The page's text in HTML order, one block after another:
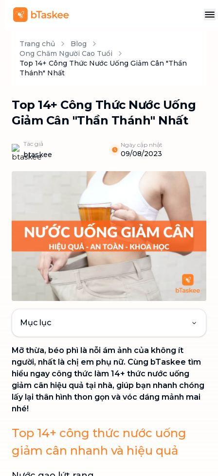
Trang chủ
Blog
Ong Chăm Người Cao Tuổi
Top 14+ Công Thức Nước Uống Giảm Cân "Thần
Thánh" Nhất
Top 14+ Công Thức Nước Uống
Giảm Cân "Thần Thánh" Nhất
Tác giả
btaskee
Ngày cập nhật
09/08/2023
Mục lục
Mỡ thừa, béo phì là nỗi ám ảnh của không ít
người, nhất là chị em phụ nữ. Cùng bTaskee tìm
hiểu ngay công thức làm 14+ thức nước uống
giảm cân hiệu quả tại nhà, giúp bạn nhanh chóng
lấy lại thân hình thon gọn và vóc dáng mảnh mai
nhé!
Top 14+ công thức nước uống
giảm cân nhanh và hiệu quả